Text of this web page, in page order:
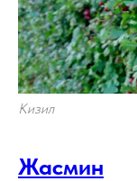
Кизил
Жасмин